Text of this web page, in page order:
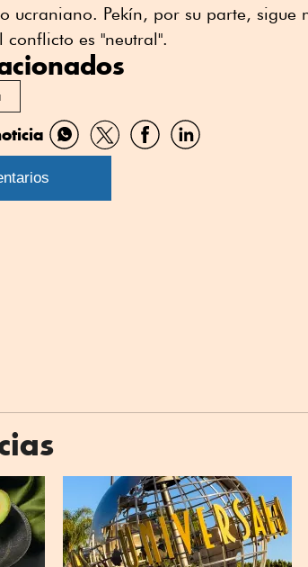
ucraniano. Pekín, por su parte, sigue
conflicto es "neutral".
Compartir
por
Compartir
por
CompartirCompartir